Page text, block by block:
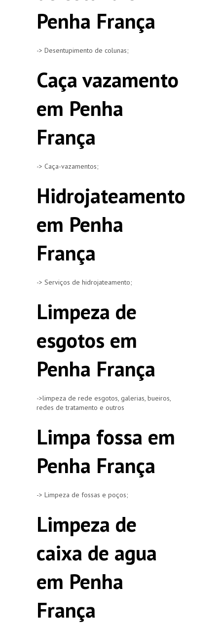
Penha França
-> Desentupimento de colunas;
Caça vazamento
em Penha
França
-> Caça-vazamentos;
Hidrojateamento
em Penha
França
-> Serviços de hidrojateamento;
Limpeza de
esgotos em
Penha França
->limpeza de rede esgotos, galerias, bueiros,
redes de tratamento e outros
Limpa fossa em
Penha França
-> Limpeza de fossas e poços;
Limpeza de
caixa de agua
em Penha
França